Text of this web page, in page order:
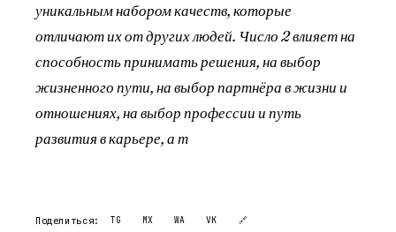
уникальным набором качеств, которые
отличают их от других людей. Число 2 влияет на
способность принимать решения, на выбор
жизненного пути, на выбор партнёра в жизни и
отношениях, на выбор профессии и путь
развития в карьере, а т
Поделиться: TG MX WA VK 🔗